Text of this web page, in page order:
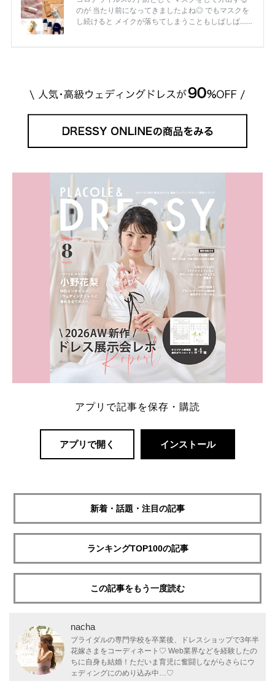
アプリで記事を保存・購読
アプリで開く インストール
新着・話題・注目の記事
ランキングTOP100の記事
この記事をもう一度読む
nacha
ブライダルの専門学校を卒業後、ドレスショップで3年半
花嫁さまをコーディネート♡ Web業界などを経験したの
ちに自身も結婚！ただいま育児に奮闘しながらさらにウ
ェディングにのめり込み中…♡